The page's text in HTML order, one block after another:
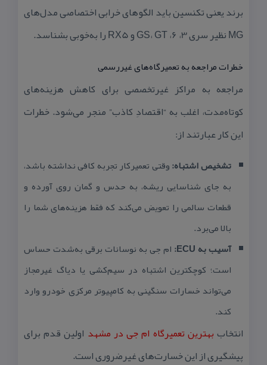
برند یعنی تكنسین باید الگوهای خرابی اختصاصی مدل‌های
MG نظیر سری 3، 6، GS، GT و RX5 را به‌خوبی بشناسد.
خطرات مراجعه به تعمیرگاه‌های غیررسمی
مراجعه به مراكز غیرتخصصی برای كاهش هزینه‌های
كوتاه‌مدت، اغلب به “اقتصادِ كاذب” منجر می‌شود. خطرات
این كار عبارتند از:
تشخیص اشتباه:وقتی تعمیركار تجربه كافی نداشته باشد،
به جای شناسایی ریشه، به حدس و گمان روی آورده و
قطعات سالمی را تعویض می‌كند كه فقط هزینه‌های شما را
بالا می‌برد.
آسیب به ECU:
ام جی به نوسانات برقی به‌شدت حساس
است؛ كوچكترین اشتباه در سیم‌كشی یا دیاگ غیرمجاز
می‌تواند خسارات سنگینی به كامپیوتر مركزی خودرو وارد
كند.
انتخاببهترین تعمیرگاه ام جی در مشهد اولین قدم برای
پیشگیری از این خسارت‌های غیرضروری است.